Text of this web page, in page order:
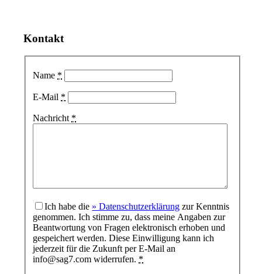
Kontakt
Name *
E-Mail *
Nachricht *
Ich habe die » Datenschutzerklärung zur Kenntnis
genommen. Ich stimme zu, dass meine Angaben zur
Beantwortung von Fragen elektronisch erhoben und
gespeichert werden. Diese Einwilligung kann ich
jederzeit für die Zukunft per E-Mail an
info@sag7.com widerrufen. *